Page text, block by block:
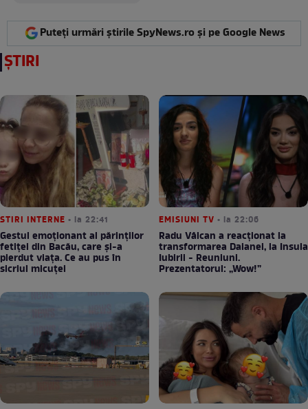
Puteți urmări știrile SpyNews.ro și pe Google News
ȘTIRI
STIRI INTERNE • la 22:41
Gestul emoționant al părinților
fetiței din Bacău, care și-a
pierdut viața. Ce au pus în
sicriul micuței
EMISIUNI TV • la 22:06
Radu Vâlcan a reacționat la
transformarea Daianei, la Insula
Iubirii - Reuniuni.
Prezentatorul: „Wow!”